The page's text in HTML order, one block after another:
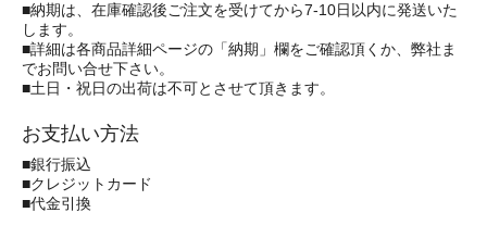
■納期は、在庫確認後ご注文を受けてから7-10日以内に発送いた
します。
■詳細は各商品詳細ページの「納期」欄をご確認頂くか、弊社ま
でお問い合せ下さい。
■土日・祝日の出荷は不可とさせて頂きます。
お支払い方法
■銀行振込
■クレジットカード
■代金引換